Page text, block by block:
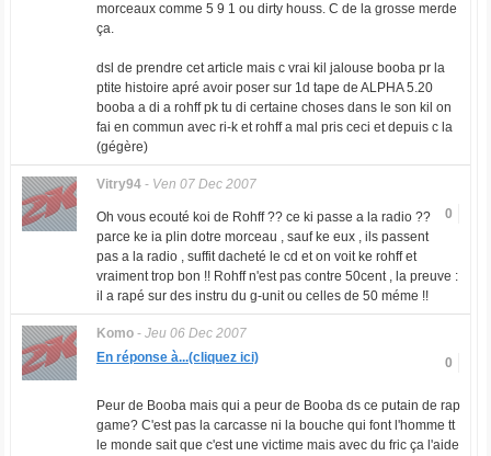
morceaux comme 5 9 1 ou dirty houss. C de la grosse merde
ça.
dsl de prendre cet article mais c vrai kil jalouse booba pr la
ptite histoire apré avoir poser sur 1d tape de ALPHA 5.20
booba a di a rohff pk tu di certaine choses dans le son kil on
fai en commun avec ri-k et rohff a mal pris ceci et depuis c la
(gégère)
Vitry94- Ven 07 Dec 2007
0
Oh vous ecouté koi de Rohff ?? ce ki passe a la radio ??
parce ke ia plin dotre morceau , sauf ke eux , ils passent
pas a la radio , suffit dacheté le cd et on voit ke rohff et
vraiment trop bon !! Rohff n'est pas contre 50cent , la preuve :
il a rapé sur des instru du g-unit ou celles de 50 méme !!
Komo- Jeu 06 Dec 2007
0
En réponse à...(cliquez ici)
Peur de Booba mais qui a peur de Booba ds ce putain de rap
game? C'est pas la carcasse ni la bouche qui font l'homme tt
le monde sait que c'est une victime mais avec du fric ça l'aide